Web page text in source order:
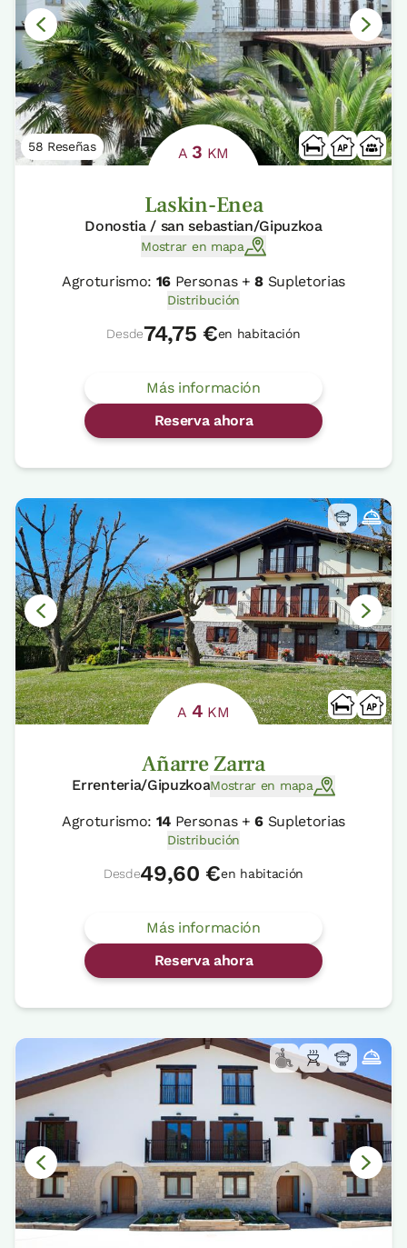
58 Reseñas A 3 KM
Laskin-Enea
Donostia / san sebastian/Gipuzkoa
Mostrar en mapa
Agroturismo: 16 Personas +8Supletorias
Distribución
Desde74,75 €en habitación
Más información
Reserva ahora
A 4 KM
Añarre Zarra
Errenteria/GipuzkoaMostrar en mapa
Agroturismo: 14 Personas +6Supletorias
Distribución
Desde49,60 €en habitación
Más información
Reserva ahora